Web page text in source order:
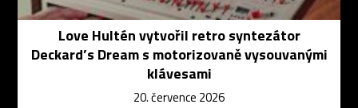
Love Hultén vytvořil retro syntezátor
Deckard’s Dream s motorizovaně vysouvanými
klávesami
20. července 2026